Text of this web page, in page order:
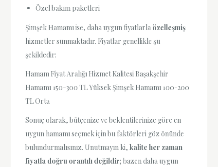
Özel bakım paketleri
Şimşek Hamamı ise, daha uygun fiyatlarla özelleşmiş
hizmetler sunmaktadır. Fiyatlar genellikle şu
şekildedir:
Hamam Fiyat Aralığı Hizmet Kalitesi Başakşehir
Hamamı 150-300 TL Yüksek Şimşek Hamamı 100-200
TL Orta
Sonuç olarak, bütçenize ve beklentilerinize göre en
uygun hamamı seçmek için bu faktörleri göz önünde
bulundurmalısınız. Unutmayın ki,kalite her zaman
fiyatla doğru orantılı değildir; bazen daha uygun